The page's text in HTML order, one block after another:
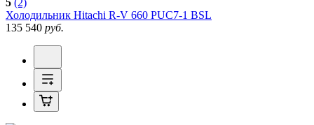
Холодильник Hitachi R-V 660 PUC7-1 BSL
135 540 руб.